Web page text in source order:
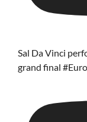
Sal Da Vinci
grand final